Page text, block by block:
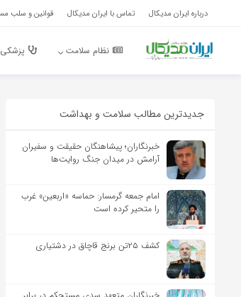
درباره ایران مدیکال تماس با ایران مدیکال قوانین و سلب
نظام سلامت
جدیدترین مطالب سلامت و بهداشت
خبرنگاران؛ پیشاهنگان حقیقت و سفیران
آرامش در میدان جنگ روایت‌ها
امام جمعه گرمسار: حماسه «اربعین» غرب
را متحیر کرده است
کشف ۲۵تن برنج قاچاق در دشتیاری